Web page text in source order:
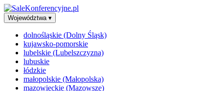
Województwa ▾
dolnośląskie (Dolny Śląsk)
kujawsko-pomorskie
lubelskie (Lubelszczyzna)
lubuskie
łódzkie
małopolskie (Małopolska)
mazowieckie (Mazowsze)